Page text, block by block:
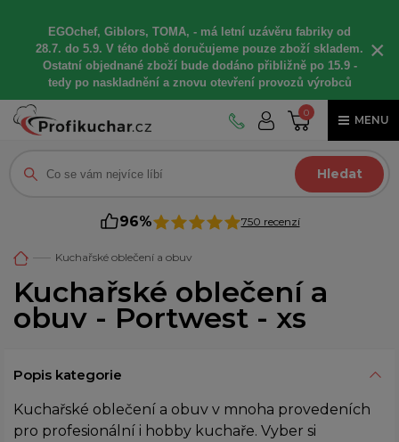
EGOchef, Giblors, TOMA, - má letní uzávěru fabriky od
28.7. do 5.9. V této době doručujeme pouze zboží skladem.
Ostatní objednané zboží bude dodáno přibližně po 15.9 -
tedy po naskladnění a znovu otevření provozů výrobců
×
0
MENU
Hledat
96% 750 recenzí
Kuchařské oblečení a obuv
Kuchařské oblečení a
obuv - Portwest - xs
Popis kategorie
Kuchařské oblečení a obuv v mnoha provedeních
pro profesionální i hobby kuchaře. Vyber si